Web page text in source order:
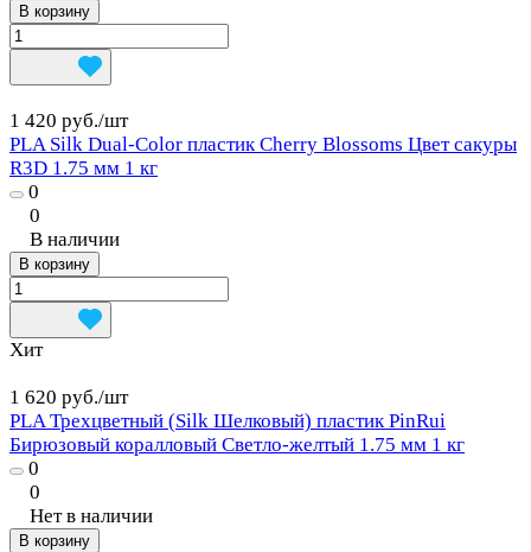
В корзину
1 420 руб./шт
PLA Silk Dual-Color пластик Cherry Blossoms Цвет сакуры
R3D 1.75 мм 1 кг
0
0
В наличии
В корзину
Хит
1 620 руб./шт
PLA Трехцветный (Silk Шелковый) пластик PinRui
Бирюзовый коралловый Светло-желтый 1.75 мм 1 кг
0
0
Нет в наличии
В корзину